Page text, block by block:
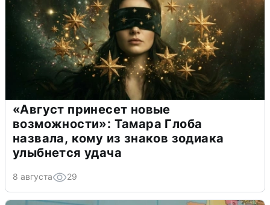
«Август принесет новые
возможности»: Тамара Глоба
назвала, кому из знаков зодиака
улыбнется удача
8 августа 29